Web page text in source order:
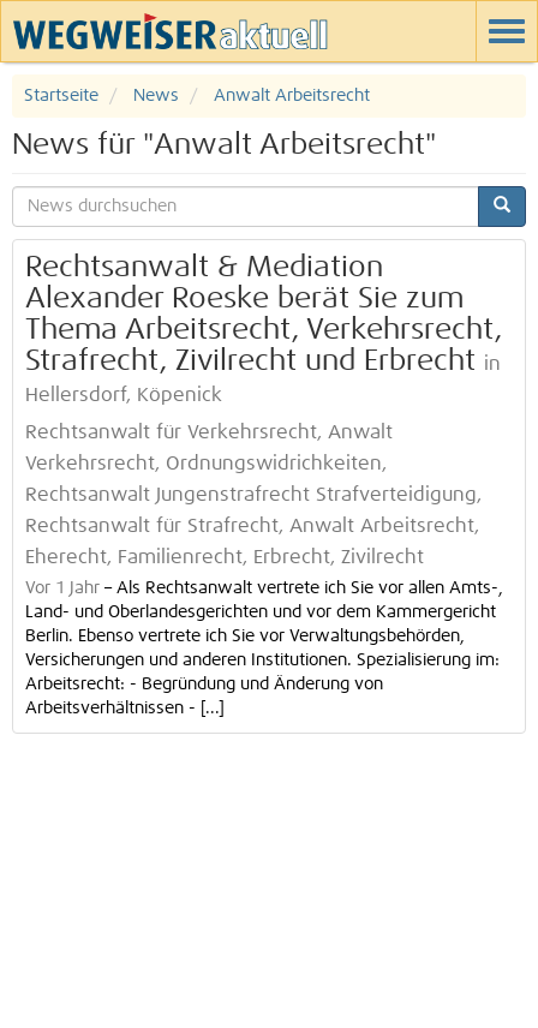
Startseite News Anwalt Arbeitsrecht
News für "Anwalt Arbeitsrecht"
Rechtsanwalt & Mediation
Alexander Roeske berät Sie zum
Thema Arbeitsrecht, Verkehrsrecht,
Strafrecht, Zivilrecht und Erbrecht in
Hellersdorf, Köpenick
Rechtsanwalt für Verkehrsrecht, Anwalt
Verkehrsrecht, Ordnungswidrichkeiten,
Rechtsanwalt Jungenstrafrecht Strafverteidigung,
Rechtsanwalt für Strafrecht, Anwalt Arbeitsrecht,
Eherecht, Familienrecht, Erbrecht, Zivilrecht
Vor 1 Jahr – Als Rechtsanwalt vertrete ich Sie vor allen Amts-,
Land- und Oberlandesgerichten und vor dem Kammergericht
Berlin. Ebenso vertrete ich Sie vor Verwaltungsbehörden,
Versicherungen und anderen Institutionen. Spezialisierung im:
Arbeitsrecht: - Begründung und Änderung von
Arbeitsverhältnissen - [...]